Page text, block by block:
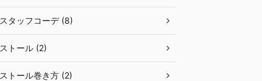
スタッフコーデ (8)
ストール (2)
ストール巻き方 (2)